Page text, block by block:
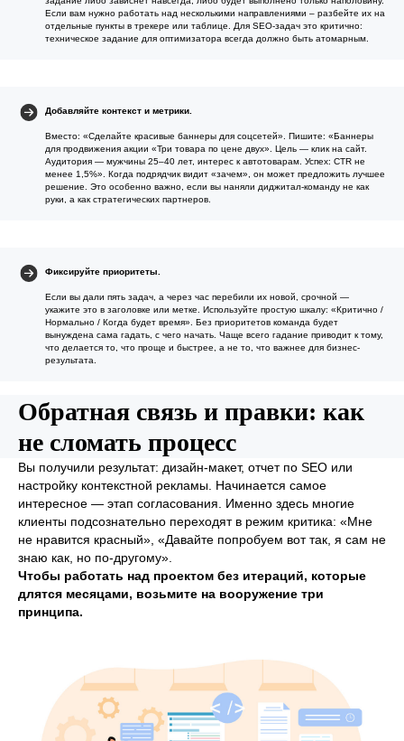
Если вам нужно работать над несколькими направлениями – разбейте их на
отдельные пункты в трекере или таблице. Для SEO-задач это критично:
техническое задание для оптимизатора всегда должно быть атомарным.
Добавляйте контекст и метрики.
Вместо: «Сделайте красивые баннеры для соцсетей». Пишите: «Баннеры
для продвижения акции «Три товара по цене двух». Цель — клик на сайт.
Аудитория — мужчины 25–40 лет, интерес к автотоварам. Успех: CTR не
менее 1,5%». Когда подрядчик видит «зачем», он может предложить лучшее
решение. Это особенно важно, если вы наняли диджитал-команду не как
руки, а как стратегических партнеров.
Фиксируйте приоритеты.
Если вы дали пять задач, а через час перебили их новой, срочной —
укажите это в заголовке или метке. Используйте простую шкалу: «Критично /
Нормально / Когда будет время». Без приоритетов команда будет
вынуждена сама гадать, с чего начать. Чаще всего гадание приводит к тому,
что делается то, что проще и быстрее, а не то, что важнее для бизнес-
результата.
Обратная связь и правки: как
не сломать процесс
Вы получили результат: дизайн-макет, отчет по SEO или
настройку контекстной рекламы. Начинается самое
интересное — этап согласования. Именно здесь многие
клиенты подсознательно переходят в режим критика: «Мне
не нравится красный», «Давайте попробуем вот так, я сам не
знаю как, но по-другому».
Чтобы работать над проектом без итераций, которые
длятся месяцами, возьмите на вооружение три
принципа.